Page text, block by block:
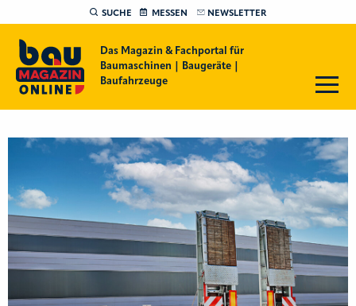
SUCHE MESSEN NEWSLETTER
Das Magazin & Fachportal für
Baumaschinen | Baugeräte |
Baufahrzeuge